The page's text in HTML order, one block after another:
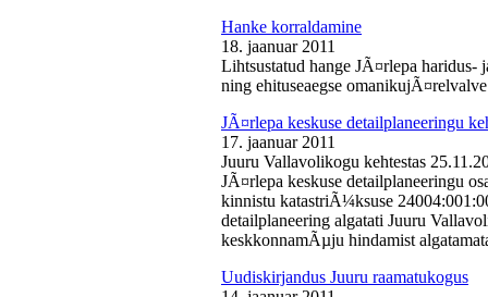
Hanke korraldamine
18. jaanuar 2011
Lihtsustatud hange JÃ¤rlepa
ning ehituseaegse
JÃ¤rlepa keskuse detailplaneeringu
17. jaanuar 2011
Juuru Vallavolikogu kehtestas
JÃ¤rlepa keskuse detailplaneeringu
kinnistu katastriÃ¼ksuse
detailplaneering algatati Juuru
keskkonnamÃµju hindamist
Uudiskirjandus Juuru raamatukogus